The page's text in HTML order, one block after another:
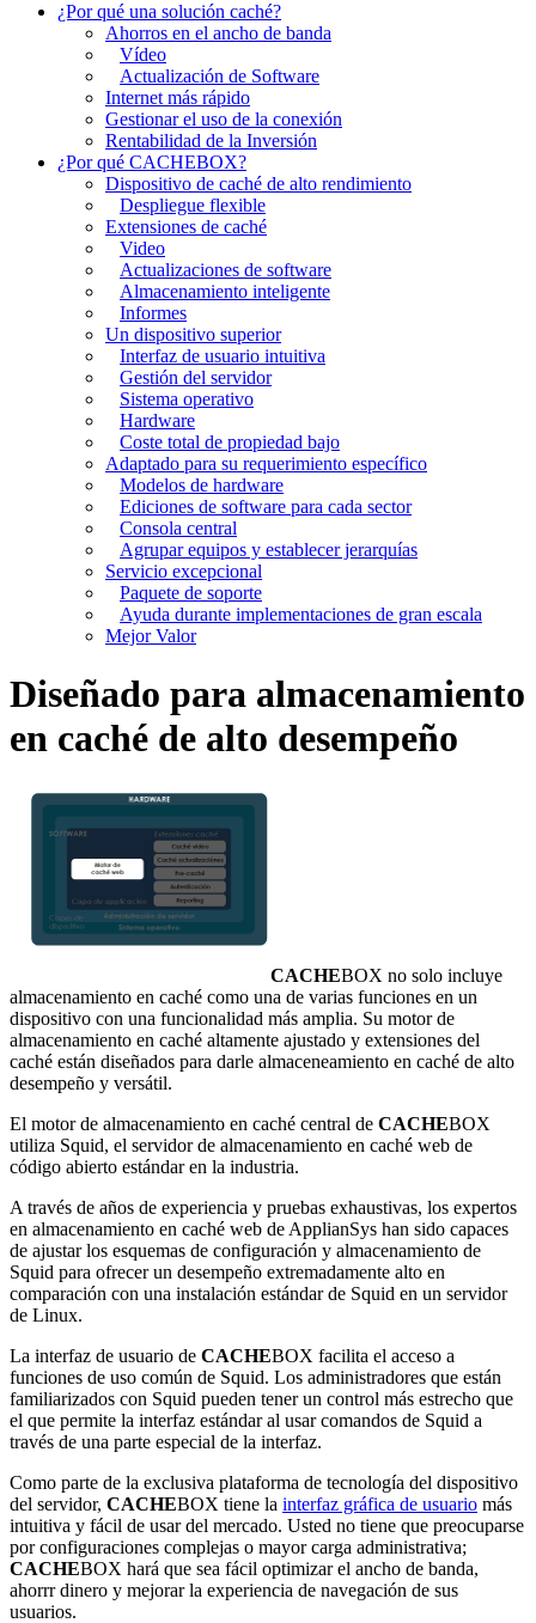
¿Por qué una solución caché?
Ahorros en el ancho de banda
Vídeo
Actualización de Software
Internet más rápido
Gestionar el uso de la conexión
Rentabilidad de la Inversión
¿Por qué CACHEBOX?
Dispositivo de caché de alto rendimiento
Despliegue flexible
Extensiones de caché
Video
Actualizaciones de software
Almacenamiento inteligente
Informes
Un dispositivo superior
Interfaz de usuario intuitiva
Gestión del servidor
Sistema operativo
Hardware
Coste total de propiedad bajo
Adaptado para su requerimiento específico
Modelos de hardware
Ediciones de software para cada sector
Consola central
Agrupar equipos y establecer jerarquías
Servicio excepcional
Paquete de soporte
Ayuda durante implementaciones de gran escala
Mejor Valor
Diseñado para almacenamiento
en caché de alto desempeño
CACHEBOX no solo incluye
almacenamiento en caché como una de varias funciones en un
dispositivo con una funcionalidad más amplia. Su motor de
almacenamiento en caché altamente ajustado y extensiones del
caché están diseñados para darle almaceneamiento en caché de alto
desempeño y versátil.
El motor de almacenamiento en caché central de CACHEBOX
utiliza Squid, el servidor de almacenamiento en caché web de
código abierto estándar en la industria.
A través de años de experiencia y pruebas exhaustivas, los expertos
en almacenamiento en caché web de ApplianSys han sido capaces
de ajustar los esquemas de configuración y almacenamiento de
Squid para ofrecer un desempeño extremadamente alto en
comparación con una instalación estándar de Squid en un servidor
de Linux.
La interfaz de usuario de CACHEBOX facilita el acceso a
funciones de uso común de Squid. Los administradores que están
familiarizados con Squid pueden tener un control más estrecho que
el que permite la interfaz estándar al usar comandos de Squid a
través de una parte especial de la interfaz.
Como parte de la exclusiva plataforma de tecnología del dispositivo
del servidor, CACHEBOX tiene la interfaz gráfica de usuario más
intuitiva y fácil de usar del mercado. Usted no tiene que preocuparse
por configuraciones complejas o mayor carga administrativa;
CACHEBOX hará que sea fácil optimizar el ancho de banda,
ahorrr dinero y mejorar la experiencia de navegación de sus
usuarios.